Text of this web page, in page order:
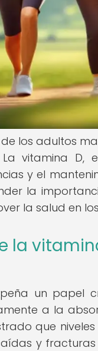
los adultos
vitamina D,
y el
la
la salud en
la
un papel
a la
que
y